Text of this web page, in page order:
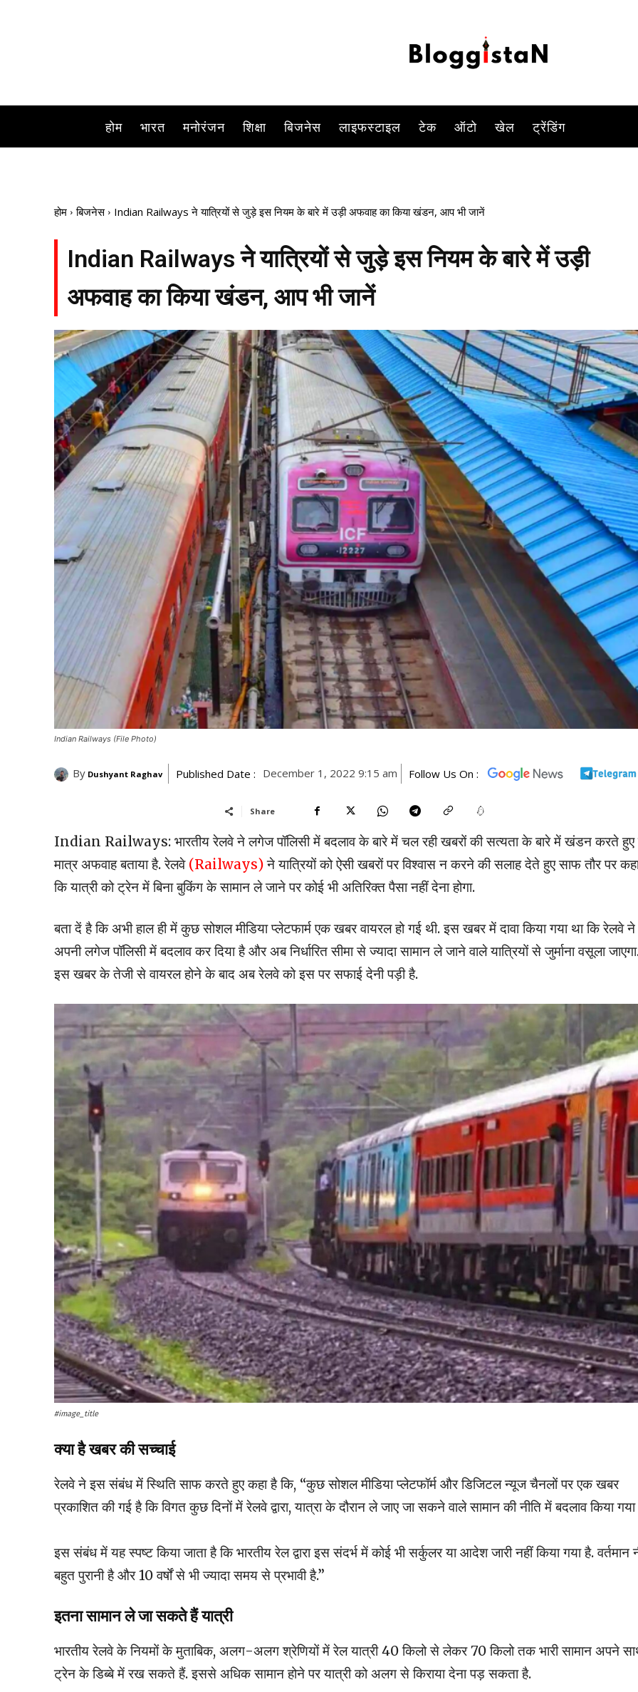
होम भारत मनोरंजन शिक्षा बिजनेस लाइफस्टाइल टेक ऑटो खेल ट्रेंडिंग
होम बिजनेस Indian Railways ने यात्रियों से जुड़े इस नियम के बारे में उड़ी अफवाह का किया खंडन, आप भी जानें
Indian Railways ने यात्रियों से जुड़े इस नियम के बारे में उड़ी
अफवाह का किया खंडन, आप भी जानें
Indian Railways (File Photo)
By Dushyant Raghav Published Date : December 1, 2022 9:15 am Follow Us On :
Share
Indian Railways: भारतीय रेलवे ने लगेज पॉलिसी में बदलाव के बारे में चल रही खबरों की सत्यता के बारे में खंडन करते हुए
मात्र अफवाह बताया है. रेलवे (Railways)ने यात्रियों को ऐसी खबरों पर विश्वास न करने की सलाह देते हुए साफ तौर पर
कि यात्री को ट्रेन में बिना बुकिंग के सामान ले जाने पर कोई भी अतिरिक्त पैसा नहीं देना होगा.
बता दें है कि अभी हाल ही में कुछ सोशल मीडिया प्‍लेटफार्म एक खबर वायरल हो गई थी. इस खबर में दावा किया गया था कि रेलवे ने
अपनी लगेज पॉलिसी में बदलाव कर दिया है और अब निर्धारित सीमा से ज्‍यादा सामान ले जाने वाले यात्रियों से जुर्माना वसूला
इस खबर के तेजी से वायरल होने के बाद अब रेलवे को इस पर सफाई देनी पड़ी है.
#image_title
क्या है खबर की सच्चाई
रेलवे ने इस संबंध में स्थिति साफ करते हुए कहा है कि, “कुछ सोशल मीडिया प्लेटफॉर्म और डिजिटल न्यूज चैनलों पर एक खबर
प्रकाशित की गई है कि विगत कुछ दिनों में रेलवे द्वारा, यात्रा के दौरान ले जाए जा सकने वाले सामान की नीति में बदलाव किया
इस संबंध में यह स्‍पष्‍ट किया जाता है कि भारतीय रेल द्वारा इस संदर्भ में कोई भी सर्कुलर या आदेश जारी नहीं किया गया है. वर्तमान
बहुत पुरानी है और 10 वर्षों से भी ज्‍यादा समय से प्रभावी है.”
इतना सामान ले जा सकते हैं यात्री
भारतीय रेलवे के नियमों के मुताबिक, अलग-अलग श्रेणियों में रेल यात्री 40 किलो से लेकर 70 किलो तक भारी सामान अपने
ट्रेन के डिब्‍बे में रख सकते हैं. इससे अधिक सामान होने पर यात्री को अलग से किराया देना पड़ सकता है.